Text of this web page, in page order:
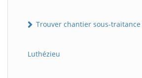
Trouver chantier sous-
Luthézieu